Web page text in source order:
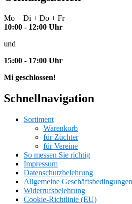
Mo + Di + Do + Fr
10:00 - 12:00 Uhr
und
15:00 - 17:00 Uhr
Mi geschlossen!
Schnellnavigation
Sortiment
Warenkorb
für Züchter
für Vereine
So messen Sie richtig
Impressum
Datenschutzbelehrung
Allgemeine Geschäftsbedingungen
Widerrufsbelehrung
Cookie-Richtlinie (EU)